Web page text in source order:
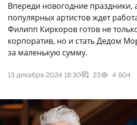
Впереди новогодние праздники,
популярных артистов ждет
Филипп Киркоров готов не
корпоратив, но и стать Дедом
за маленькую сумму.
13 декабря 2024 18:30 23 4 604